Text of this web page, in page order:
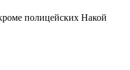
полицейских Накой